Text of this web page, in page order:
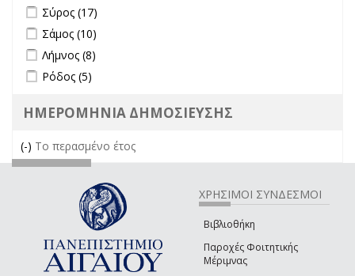
Apply Σύρος filter
Σύρος (17)
Apply Σάμος filter
Σάμος (10)
Apply Λήμνος filter
Λήμνος (8)
Apply Ρόδος filter
Ρόδος (5)
ΗΜΕΡΟΜΗΝΙΑ ΔΗΜΟΣΙΕΥΣΗΣ
(-) Remove Το περασμένο έτος filter
Το περασμένο έτος
ΧΡΗΣΙΜΟΙ ΣΥΝΔΕΣΜΟΙ
Βιβλιοθήκη
Παροχές Φοιτητικής
Μέριμνας